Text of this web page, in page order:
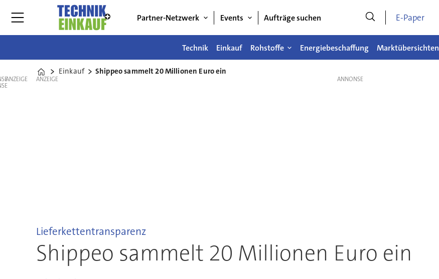
Partner-Netzwerk Events Aufträge suchen E-Paper
Technik Einkauf Rohstoffe Energiebeschaffung Marktübersichten
Home
Einkauf Shippeo sammelt 20 Millionen Euro ein
ANZEIGE ANZEIGE
Lieferkettentransparenz
Shippeo sammelt 20 Millionen Euro ein